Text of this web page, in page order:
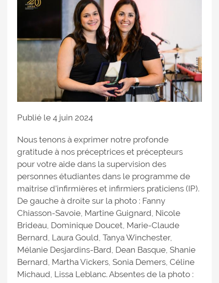
Publié le 4 juin 2024
Nous tenons à exprimer notre profonde
gratitude à nos préceptrices et précepteurs
pour votre aide dans la supervision des
personnes étudiantes dans le programme de
maitrise d’infirmières et infirmiers praticiens (IP).
De gauche à droite sur la photo : Fanny
Chiasson-Savoie, Martine Guignard, Nicole
Brideau, Dominique Doucet, Marie-Claude
Bernard, Laura Gould, Tanya Winchester,
Mélanie Desjardins-Bard, Dean Basque, Shanie
Bernard, Martha Vickers, Sonia Demers, Céline
Michaud, Lissa Leblanc. Absentes de la photo :